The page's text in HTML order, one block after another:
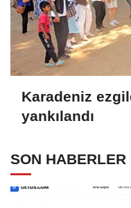
Karadeniz
yankılandı
SON HABERLER